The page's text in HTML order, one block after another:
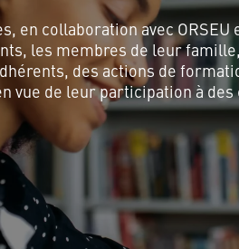
en collaboration avec ORSEU
les membres de leur
des actions de
vue de leur participation à des